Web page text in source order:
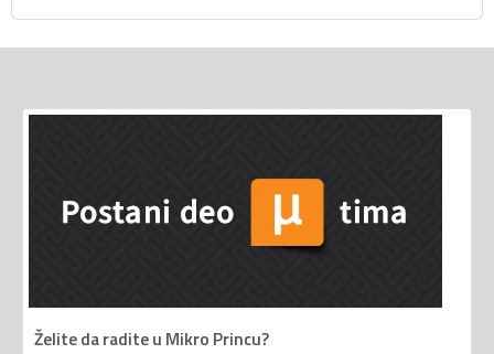
Želite da radite u Mikro Princu?